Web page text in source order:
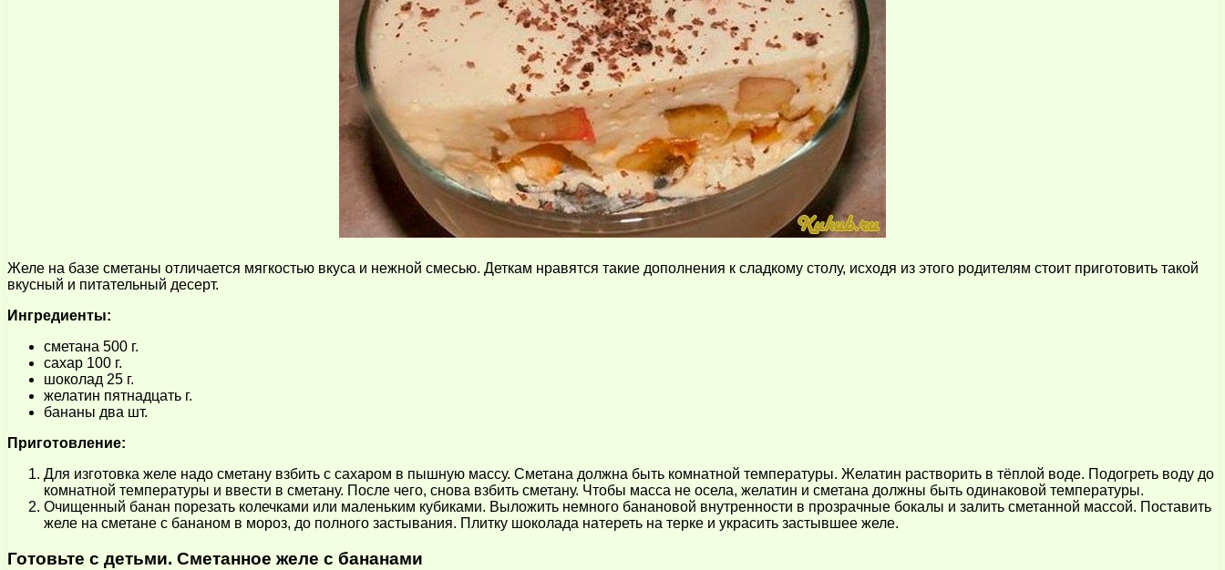
Желе на базе сметаны отличается мягкостью вкуса и нежной смесью. Деткам нравятся такие дополнения к сладкому столу, исходя из этого родителям стоит приготовить такой
вкусный и питательный десерт.
Ингредиенты:
сметана 500 г.
сахар 100 г.
шоколад 25 г.
желатин пятнадцать г.
бананы два шт.
Приготовление:
Для изготовка желе надо сметану взбить с сахаром в пышную массу. Сметана должна быть комнатной температуры. Желатин растворить в тёплой воде. Подогреть воду до
комнатной температуры и ввести в сметану. После чего, снова взбить сметану. Чтобы масса не осела, желатин и сметана должны быть одинаковой температуры.
Очищенный банан порезать колечками или маленьким кубиками. Выложить немного банановой внутренности в прозрачные бокалы и залить сметанной массой. Поставить
желе на сметане с бананом в мороз, до полного застывания. Плитку шоколада натереть на терке и украсить застывшее желе.
Готовьте с детьми. Сметанное желе с бананами